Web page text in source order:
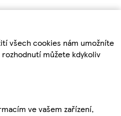
všech cookies nám umožníte
můžete kdykoliv
ve vašem zařízení,